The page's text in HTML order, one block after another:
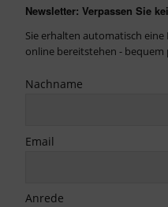
Newsletter: Verpassen Sie
Sie erhalten automatisch
online bereitstehen - bequem
Nachname
Email
Anrede